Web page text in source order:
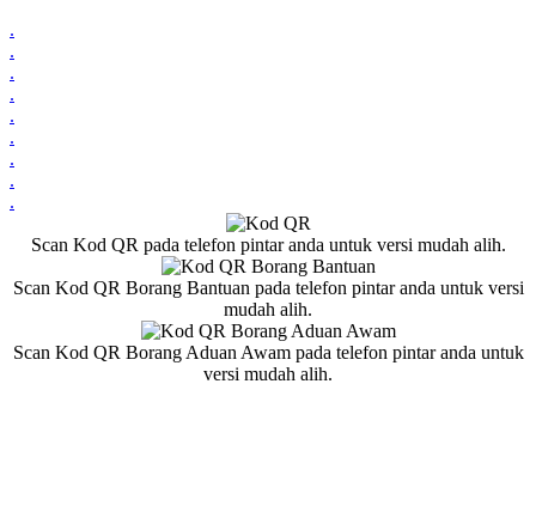
.
.
.
.
.
.
.
.
.
Scan Kod QR pada telefon pintar anda untuk versi mudah alih.
Scan Kod QR Borang Bantuan pada telefon pintar anda untuk versi
mudah alih.
Scan Kod QR Borang Aduan Awam pada telefon pintar anda untuk
versi mudah alih.